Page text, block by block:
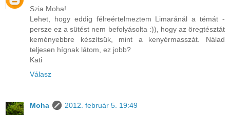
Szia Moha!
Lehet, hogy eddig félreértelmeztem Limaránál a témát -
persze ez a sütést nem befolyásolta :)), hogy az öregtésztát
keményebbre készítsük, mint a kenyérmasszát. Nálad
teljesen hígnak látom, ez jobb?
Kati
Válasz
Moha
2012. február 5. 19:49